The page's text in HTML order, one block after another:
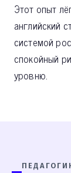
Этот опыт
английский
системой
спокойный
уровню.